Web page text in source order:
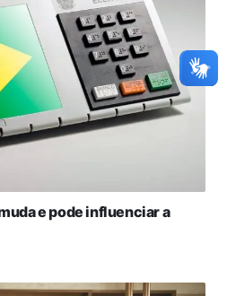
e pode influenciar a